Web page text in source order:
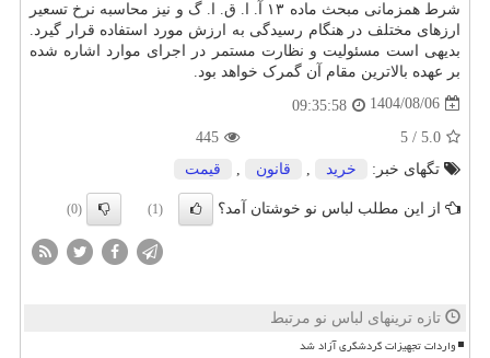
شرط همزمانی مبحث ماده ۱۳ آ. ا. ق. ا. گ و نیز محاسبه نرخ تسعیر
ارزهای مختلف در هنگام رسیدگی به ارزش مورد استفاده قرار گیرد.
بدیهی است مسئولیت و نظارت مستمر در اجرای موارد اشاره شده
بر عهده بالاترین مقام آن گمرک خواهد بود.
1404/08/06
09:35:58
5.0
/
5
445
تگهای خبر:
خرید قانون قیمت
از این مطلب لباس نو خوشتان آمد؟ (1)
(0)
تازه ترینهای لباس نو مرتبط
واردات تجهیزات گردشگری آزاد شد